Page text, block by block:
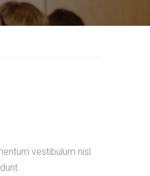
vestibulum nisl